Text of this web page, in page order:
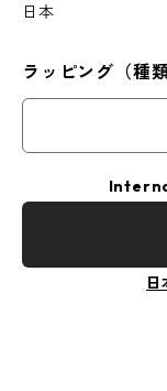
日本
ラッピング（種類
日